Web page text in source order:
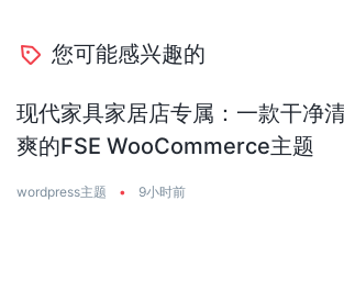
您可能感兴趣的
现代家具家居店专属：一款干净
爽的FSE WooCommerce主题
wordpress主题 • 9小时前